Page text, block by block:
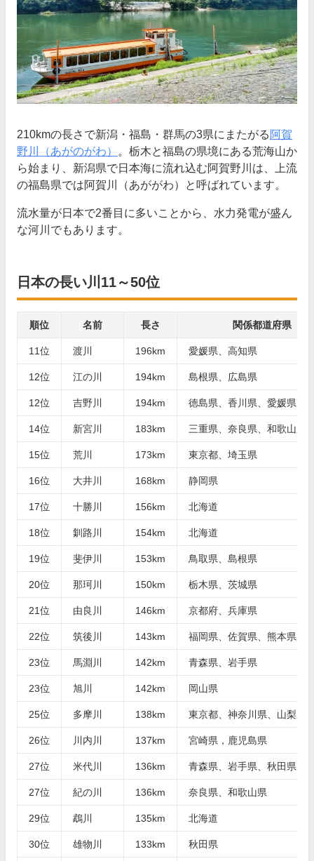
210kmの長さで新潟・福島・群馬の3県にまたがる 阿賀
野川（あがのがわ）
。栃木と福島の県境にある荒海山か
ら始まり、新潟県で日本海に流れ込む阿賀野川は、上流
の福島県では阿賀川（あががわ）と呼ばれています。
流水量が日本で2番目に多いことから、水力発電が盛ん
な河川でもあります。
日本の長い川11～50位
順位 名前 長さ 関係都道府県
11位 渡川 196km 愛媛県、高知県
12位 江の川 194km 島根県、広島県
12位 吉野川 194km 徳島県、香川県、愛媛県、
14位 新宮川 183km 三重県、奈良県、和歌山県
15位 荒川 173km 東京都、埼玉県
16位 大井川 168km 静岡県
17位 十勝川 156km 北海道
18位 釧路川 154km 北海道
19位 斐伊川 153km 鳥取県、島根県
20位 那珂川 150km 栃木県、茨城県
21位 由良川 146km 京都府、兵庫県
22位 筑後川 143km 福岡県、佐賀県、熊本県、
23位 馬淵川 142km 青森県、岩手県
23位 旭川 142km 岡山県
25位 多摩川 138km 東京都、神奈川県、山梨県
26位 川内川 137km 宮崎県，鹿児島県
27位 米代川 136km 青森県、岩手県、秋田県
27位 紀の川 136km 奈良県、和歌山県
29位 鵡川 135km 北海道
30位 雄物川 133km 秋田県